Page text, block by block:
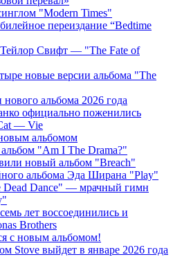
"Modern Times"
переиздание “Bedtime
Свифт — "The Fate of
новые версии альбома "The
альбома 2026 года
официально поженились
— Vie
альбомом
"Am I The Drama?"
новый альбом "Breach"
альбома Эда Ширана "Play"
Dead Dance" — мрачный гимн
лет воссоединились и
Brothers
с новым альбомом!
Stove выйдет в январе 2026 года